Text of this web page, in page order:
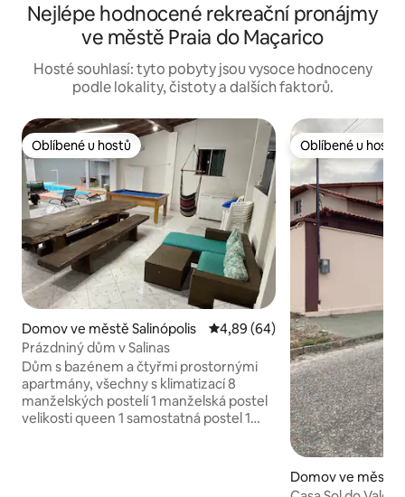
Nejlépe hodnocené rekreační pronájmy
ve městě Praia do Maçarico
Hosté souhlasí: tyto pobyty jsou vysoce hodnoceny
podle lokality, čistoty a dalších faktorů.
Oblíbené u hostů
Oblíbené u hostů
Domov ve městě Salinópolis Průměrné hodnocení 4,89 z 5,
4,89 (64)
Prázdniný dům v Salinas
Dům s bazénem a čtyřmi prostornými
apartmány, všechny s klimatizací 8
manželských postelí 1 manželská postel
velikosti queen 1 samostatná postel 1
Oblíbené u hostů
Oblíbené u hostů
Domov ve městě